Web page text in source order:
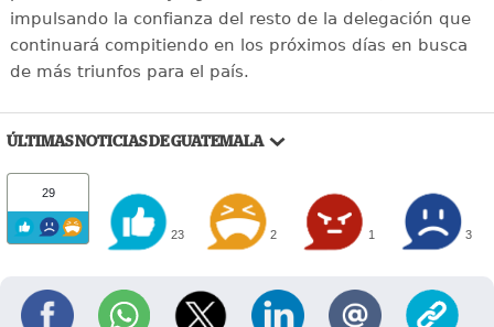
impulsando la confianza del resto de la delegación que
continuará compitiendo en los próximos días en busca
de más triunfos para el país.
ÚLTIMAS NOTICIAS DE GUATEMALA
29
23 2 1 3